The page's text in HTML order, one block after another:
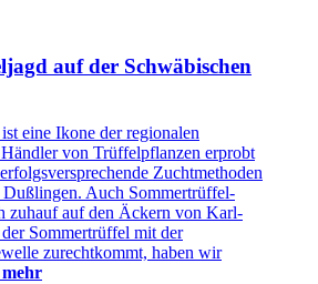
auf der Schwäbischen
eine Ikone der regionalen
von Trüffelpflanzen erprobt
Zuchtmethoden
Auch Sommertrüffel-
zuhauf auf den Äckern von Karl-
Sommertrüffel mit der
zurechtkommt, haben wir
mehr